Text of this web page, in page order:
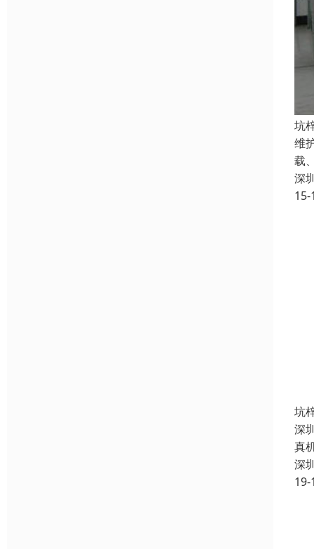
坑
维
载
深
15-
坑
深
真
深
19-